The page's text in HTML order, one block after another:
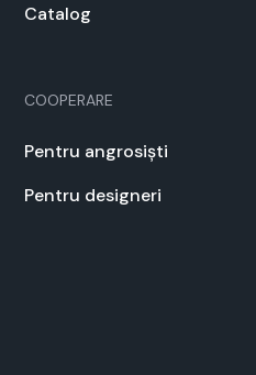
Cat­a­log
COOPERARE
Pen­tru angrosiști
Pen­tru designeri